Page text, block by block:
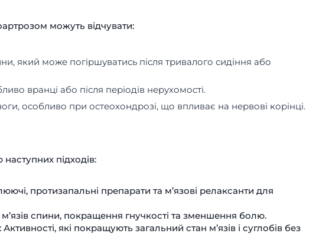
можуть відчувати:
який може погіршуватись після тривалого сидіння або
вранці або після періодів нерухомості.
особливо при остеохондрозі, що впливає на нервові корінці.
підходів:
протизапальні препарати та м’язові релаксанти для
спини, покращення гнучкості та зменшення болю.
: Активності, які покращують загальний стан м’язів і суглобів без